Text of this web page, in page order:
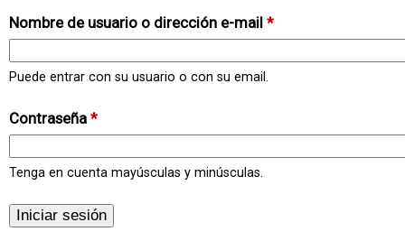
Nombre de usuario o dirección e-mail *
Puede entrar con su usuario o con su email.
Contraseña *
Tenga en cuenta mayúsculas y minúsculas.